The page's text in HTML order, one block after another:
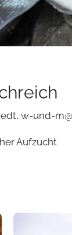
w-und-
Aufzucht